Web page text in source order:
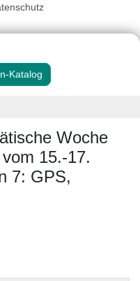
Katalog
Woche
15.-17.
7: GPS,